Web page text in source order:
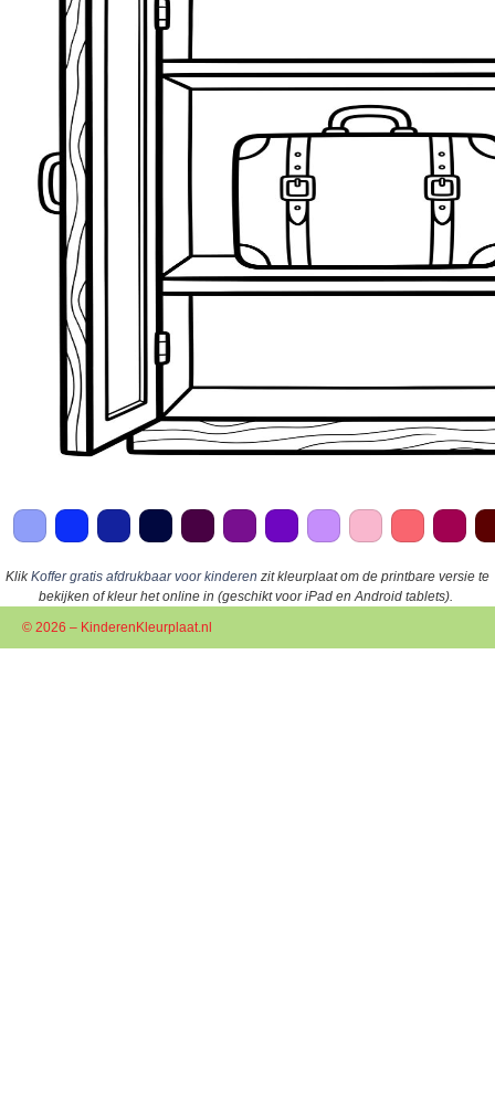
KlikKoffer gratis afdrukbaar voor kinderen zit kleurplaat om de printbare versie te
bekijken of kleur het online in (geschikt voor iPad en Android tablets).
© 2026 – KinderenKleurplaat.nl